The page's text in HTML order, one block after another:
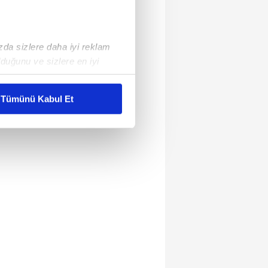
sizlere daha iyi reklam
ve sizlere en iyi
karşılamak
kullanılmaktadır. Bu
sunulması
ve sizlere yönelik
detaylı bilgi için Ayarlar
ve sitemizde ilgili
Tümünü Kabul Et